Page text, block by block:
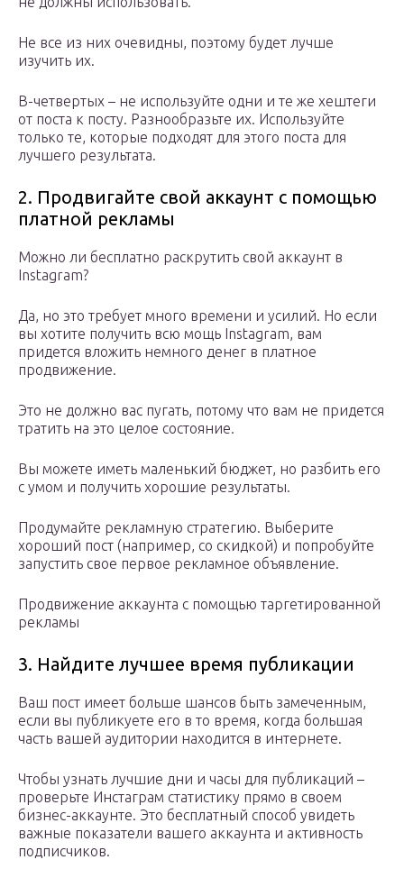
Не все из них очевидны, поэтому будет лучше
изучить их.
В-четвертых – не используйте одни и те же хештеги
от поста к посту. Разнообразьте их. Используйте
только те, которые подходят для этого поста для
лучшего результата.
2. Продвигайте свой аккаунт с помощью
платной рекламы
Можно ли бесплатно раскрутить свой аккаунт в
Instagram?
Да, но это требует много времени и усилий. Но если
вы хотите получить всю мощь Instagram, вам
придется вложить немного денег в платное
продвижение.
Это не должно вас пугать, потому что вам не придется
тратить на это целое состояние.
Вы можете иметь маленький бюджет, но разбить его
с умом и получить хорошие результаты.
Продумайте рекламную стратегию. Выберите
хороший пост (например, со скидкой) и попробуйте
запустить свое первое рекламное объявление.
Продвижение аккаунта с помощью таргетированной
рекламы
3. Найдите лучшее время публикации
Ваш пост имеет больше шансов быть замеченным,
если вы публикуете его в то время, когда большая
часть вашей аудитории находится в интернете.
Чтобы узнать лучшие дни и часы для публикаций –
проверьте Инстаграм статистику прямо в своем
бизнес-аккаунте. Это бесплатный способ увидеть
важные показатели вашего аккаунта и активность
подписчиков.